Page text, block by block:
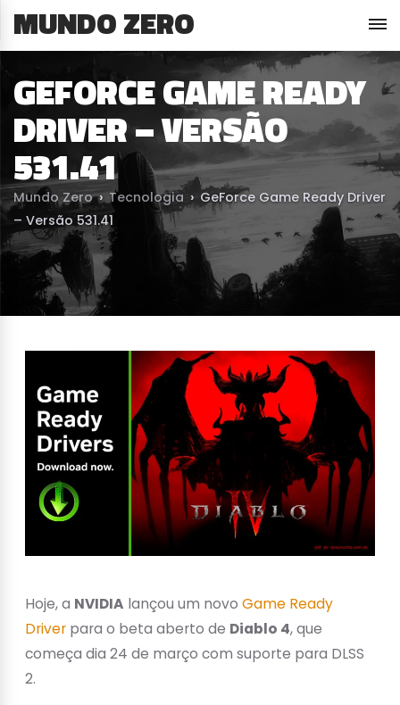
MUNDO ZERO
GEFORCE GAME READY
DRIVER – VERSÃO
531.41
Mundo Zero › Tecnologia › GeForce Game Ready Driver
– Versão 531.41
Hoje, a NVIDIA lançou um novo Game Ready
Driver para o beta aberto de Diablo 4, que
começa dia 24 de março com suporte para DLSS
2.